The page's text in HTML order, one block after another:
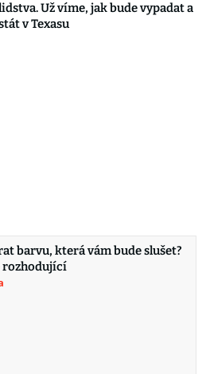
Už víme, jak bude vypadat a
v Texasu
barvu, která vám bude slušet?
rozhodující